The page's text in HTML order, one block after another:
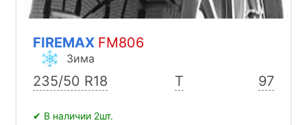
FIREMAX FM806
Зима
235/50 R18 T 97
✔ В наличии 2шт.